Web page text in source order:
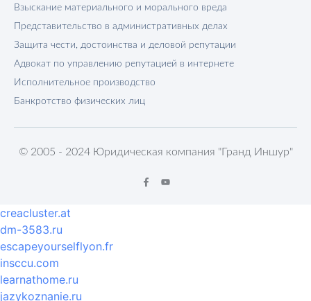
Взыскание материального и морального вреда
Представительство в административных делах
Защита чести, достоинства и деловой репутации
Адвокат по управлению репутацией в интернете
Исполнительное производство
Банкротство физических лиц
© 2005 - 2024 Юридическая компания "Гранд Иншур"
creacluster.at
dm-3583.ru
escapeyourselflyon.fr
insccu.com
learnathome.ru
jazykoznanie.ru